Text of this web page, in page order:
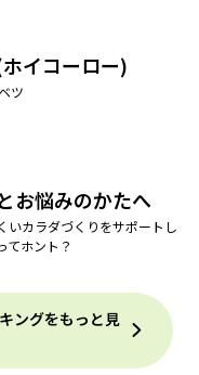
イコーロー)
ツ
お悩みのかたへ
いカラダづくりをサポートし
てホント？
ングをもっと見